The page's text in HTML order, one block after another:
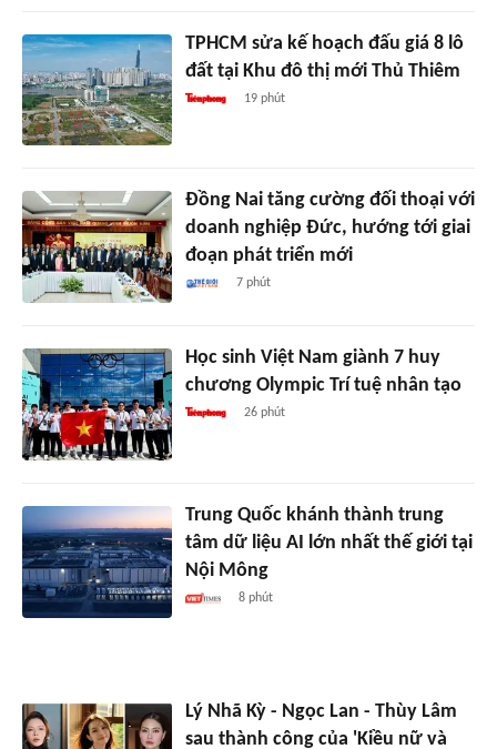
TPHCM sửa kế hoạch đấu giá 8 lô
đất tại Khu đô thị mới Thủ Thiêm
19 phút
Đồng Nai tăng cường đối thoại với
doanh nghiệp Đức, hướng tới giai
đoạn phát triển mới
7 phút
Học sinh Việt Nam giành 7 huy
chương Olympic Trí tuệ nhân tạo
26 phút
Trung Quốc khánh thành trung
tâm dữ liệu AI lớn nhất thế giới tại
Nội Mông
8 phút
Lý Nhã Kỳ - Ngọc Lan - Thùy Lâm
sau thành công của 'Kiều nữ và